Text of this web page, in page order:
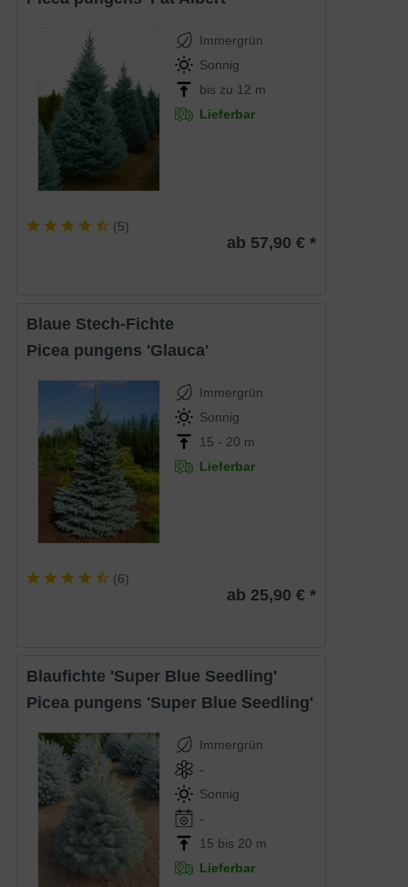
Immergrün
Sonnig
bis zu 12 m
Lieferbar
(5)
ab 57,90 € *
Blaue Stech-Fichte
Picea pungens 'Glauca'
Immergrün
Sonnig
15 - 20 m
Lieferbar
(6)
ab 25,90 € *
Blaufichte 'Super Blue Seedling'
Picea pungens 'Super Blue Seedling'
Immergrün
-
Sonnig
-
15 bis 20 m
Lieferbar